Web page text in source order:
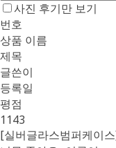
사진 후기만 보기
번호
상품 이름
제목
글쓴이
등록일
평점
1143
[실버글라스범퍼케이
🫧